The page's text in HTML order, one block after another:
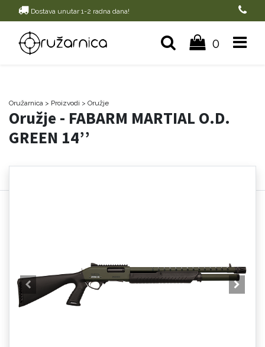
Dostava unutar 1-2 radna dana!
0
Oružarnica > Proizvodi > Oružje
Oružje - FABARM MARTIAL O.D.
GREEN 14’’